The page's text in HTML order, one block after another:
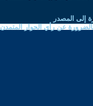
إلى المصدر
عن رأي الحوار المتمدن